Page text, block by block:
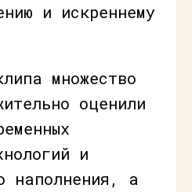
и искреннему
множество
оценили
и
наполнения, а